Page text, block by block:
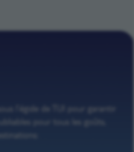
l’égide de TUI pour garantir
pour tous les goûts,